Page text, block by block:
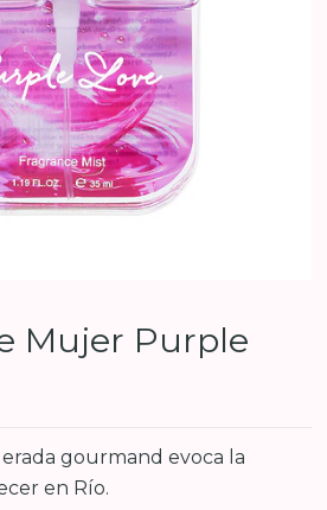
Mujer Purple
gourmand evoca la
en Río.